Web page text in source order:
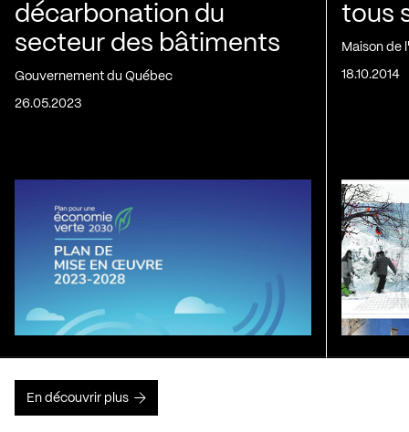
décarbonation du
secteur des bâtiments
Gouvernement du Québec
26.05.2023
tous
Maison de
18.10.2014
En découvrir plus